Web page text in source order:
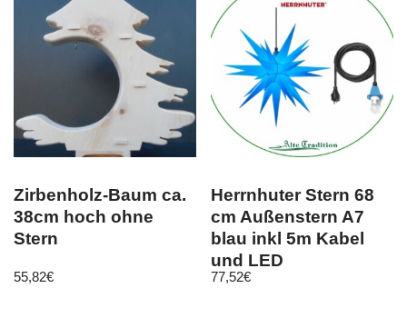
Zirbenholz-Baum ca.
38cm hoch ohne
Stern
55,82€
Herrnhuter Stern 68
cm Außenstern A7
blau inkl 5m Kabel
und LED
77,52€